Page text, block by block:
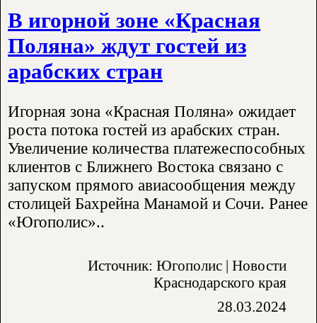
В игорной зоне «Красная
Поляна» ждут гостей из
арабских стран
Игорная зона «Красная Поляна» ожидает
роста потока гостей из арабских стран.
Увеличение количества платежеспособных
клиентов с Ближнего Востока связано с
запуском прямого авиасообщения между
столицей Бахрейна Манамой и Сочи. Ранее
«Югополис»..
Источник: Югополис | Новости
Краснодарского края
28.03.2024